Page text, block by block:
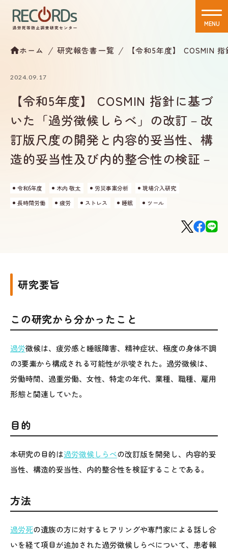
MENU
ホーム 研究報告書一覧 【令和5年度】 COSMIN
2024.09.17
【令和5年度】 COSMIN 指針に基づ
いた「過労徴候しらべ」の改訂－改
訂版尺度の開発と内容的妥当性、構
造的妥当性及び内的整合性の検証－
令和5年度 木内 敬太 労災事案分析
現場介入研究
長時間労働
疲労 ストレス 睡眠 ツール
研究要旨
この研究から分かったこと
過労徴候は、疲労感と睡眠障害、精神症状、極度の身体不調
の3要素から構成される可能性が示唆された。過労徴候は、
労働時間、過重労働、女性、特定の年代、業種、職種、雇用
形態と関連していた。
目的
本研究の目的は過労徴候しらべの改訂版を開発し、内容的妥
当性、構造的妥当性、内的整合性を検証することである。
方法
過労死の遺族の方に対するヒアリングや専門家による話し合
いを経て項目が追加された過労徴候しらべについて、患者報